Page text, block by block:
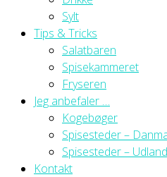
Sylt
Tips & Tricks
Salatbaren
Spisekammeret
Fryseren
Jeg anbefaler …
Kogebøger
Spisesteder –
Spisesteder –
Kontakt